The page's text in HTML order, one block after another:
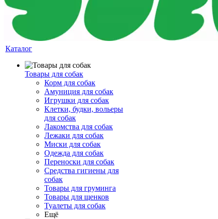
Каталог
Товары для собак
Корм для собак
Амуниция для собак
Игрушки для собак
Клетки, будки, вольеры
для собак
Лакомства для собак
Лежаки для собак
Миски для собак
Одежда для собак
Переноски для собак
Средства гигиены для
собак
Товары для груминга
Товары для щенков
Туалеты для собак
Ещё